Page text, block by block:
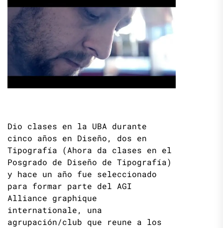
Dio clases en la UBA durante
cinco años en Diseño, dos en
Tipografía (Ahora da clases en el
Posgrado de Diseño de Tipografía)
y hace un año fue seleccionado
para formar parte del AGI
Alliance graphique
internationale, una
agrupación/club que reune a los